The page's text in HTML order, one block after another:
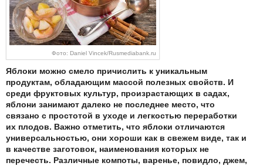
Фото: Daniel Vincek/Rusmediabank.ru
Яблоки можно смело причислить к уникальным
продуктам, обладающим массой полезных свойств. И
среди фруктовых культур, произрастающих в садах,
яблони занимают далеко не последнее место, что
связано с простотой в уходе и легкостью переработки
их плодов. Важно отметить, что яблоки отличаются
универсальностью, они хороши как в свежем виде, так и
в качестве заготовок, наименования которых не
перечесть. Различные компоты, варенье, повидло, джем,